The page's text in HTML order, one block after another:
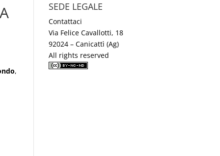
,
SEDE LEGALE
Contattaci
Via Felice Cavallotti, 18
92024 – Canicattì (Ag)
All rights reserved